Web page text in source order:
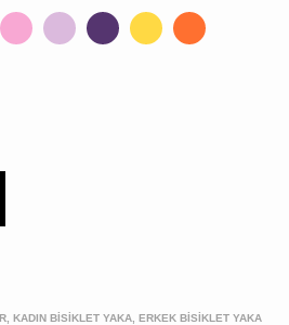
KADIN BİSİKLET YAKA, ERKEK BİSİKLET YAKA